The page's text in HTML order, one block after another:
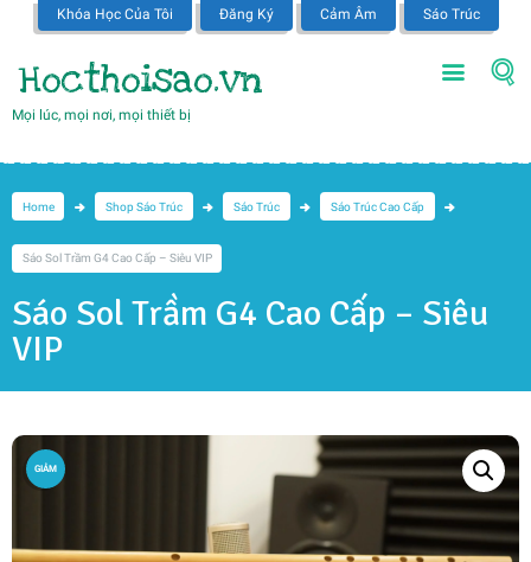
Khóa Học Của Tôi Đăng Ký Cảm Âm Sáo Trúc
Hocthoisao.vn
Mọi lúc, mọi nơi, mọi thiết bị
Home Shop Sáo Trúc Sáo Trúc Sáo Trúc Cao Cấp
Sáo Sol Trầm G4 Cao Cấp – Siêu VIP
Sáo Sol Trầm G4 Cao Cấp – Siêu
VIP
GIẢM